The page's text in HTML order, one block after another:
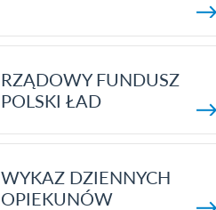
RZĄDOWY FUNDUSZ
POLSKI ŁAD
WYKAZ DZIENNYCH
OPIEKUNÓW